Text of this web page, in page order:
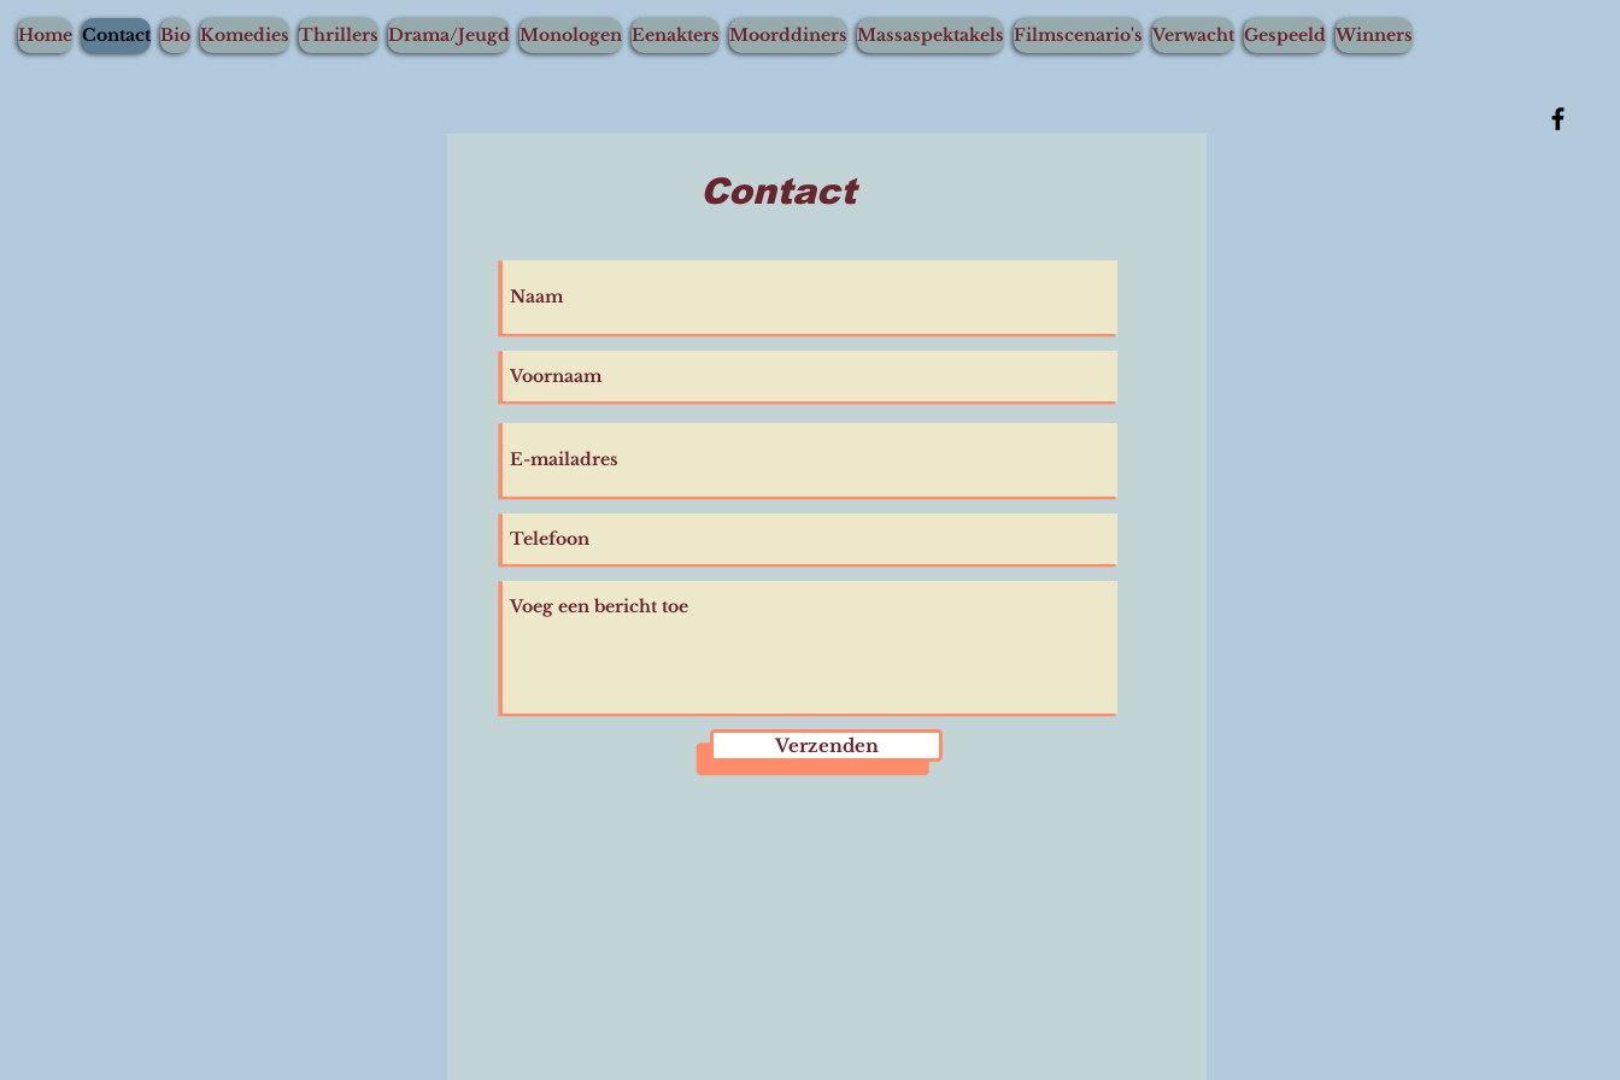
Home Contact Bio Komedies Thrillers Drama/Jeugd Monologen Eenakters Moorddiners Massaspektakels Filmscenario's Verwacht Gespeeld Winners
Contact
Verzenden